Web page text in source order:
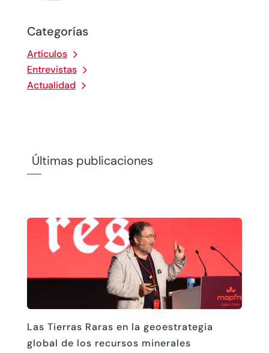
Categorías
Artículos
Entrevistas
Actualidad
Últimas publicaciones
Las Tierras Raras en la geoestrategia
global de los recursos minerales